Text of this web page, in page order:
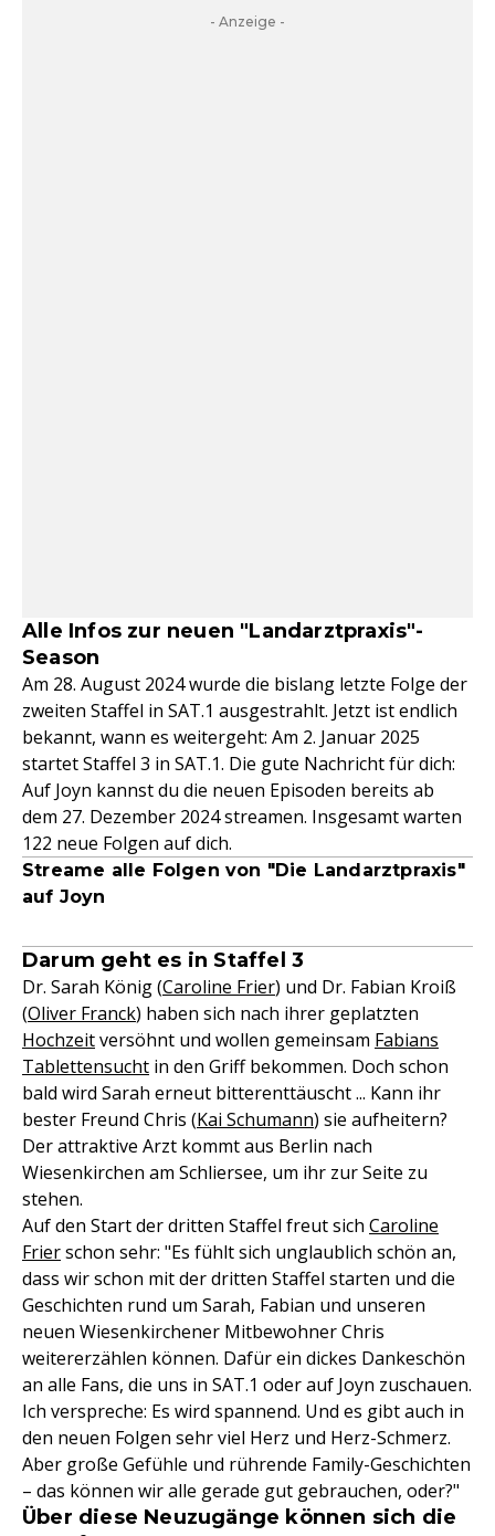
- Anzeige -
Alle Infos zur neuen "Landarztpraxis"-
Season
Am 28. August 2024 wurde die bislang letzte Folge der
zweiten Staffel in SAT.1 ausgestrahlt. Jetzt ist endlich
bekannt, wann es weitergeht: Am 2. Januar 2025
startet Staffel 3 in SAT.1. Die gute Nachricht für dich:
Auf Joyn kannst du die neuen Episoden bereits ab
dem 27. Dezember 2024 streamen. Insgesamt warten
122 neue Folgen auf dich.
Streame alle Folgen von "Die Landarztpraxis"
auf Joyn
Darum geht es in Staffel 3
Dr. Sarah König (Caroline Frier) und Dr. Fabian Kroiß
(Oliver Franck) haben sich nach ihrer geplatzten
Hochzeitversöhnt und wollen gemeinsam Fabians
Tablettensucht in den Griff bekommen. Doch schon
bald wird Sarah erneut bitterenttäuscht ... Kann ihr
bester Freund Chris (Kai Schumann) sie aufheitern?
Der attraktive Arzt kommt aus Berlin nach
Wiesenkirchen am Schliersee, um ihr zur Seite zu
stehen.
Auf den Start der dritten Staffel freut sich Caroline
Frierschon sehr: "Es fühlt sich unglaublich schön an,
dass wir schon mit der dritten Staffel starten und die
Geschichten rund um Sarah, Fabian und unseren
neuen Wiesenkirchener Mitbewohner Chris
weitererzählen können. Dafür ein dickes Dankeschön
an alle Fans, die uns in SAT.1 oder auf Joyn zuschauen.
Ich verspreche: Es wird spannend. Und es gibt auch in
den neuen Folgen sehr viel Herz und Herz-Schmerz.
Aber große Gefühle und rührende Family-Geschichten
– das können wir alle gerade gut gebrauchen, oder?"
Über diese Neuzugänge können sich die